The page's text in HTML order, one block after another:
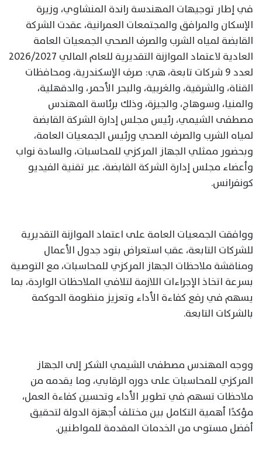
في إطار توجيهات المهندسة راندة المنشاوي، وزيرة
الإسكان والمرافق والمجتمعات العمرانية، عقدت الشركة
القابضة لمياه الشرب والصرف الصحي الجمعيات العامة
العادية لاعتماد الموازنة التقديرية للعام المالي 2026/2027
لعدد 9 شركات تابعة، هي: صرف الإسكندرية، ومحافظات
القناة، والشرقية، والغربية، والبحر الأحمر، والدقهلية،
والمنيا، وسوهاج، والجيزة، وذلك برئاسة المهندس
مصطفى الشيمي، رئيس مجلس إدارة الشركة القابضة
لمياه الشرب والصرف الصحي ورئيس الجمعيات العامة،
وبحضور ممثلي الجهاز المركزي للمحاسبات، والسادة نواب
وأعضاء مجلس إدارة الشركة القابضة، عبر تقنية الفيديو
كونفرانس.
ووافقت الجمعيات العامة على اعتماد الموازنة التقديرية
للشركات التابعة، عقب استعراض بنود جدول الأعمال
ومناقشة ملاحظات الجهاز المركزي للمحاسبات، مع التوصية
بسرعة اتخاذ الإجراءات اللازمة لتلافي الملاحظات الواردة، بما
يسهم في رفع كفاءة الأداء وتعزيز منظومة الحوكمة
بالشركات التابعة.
ووجه المهندس مصطفى الشيمي الشكر إلى الجهاز
المركزي للمحاسبات على دوره الرقابي، وما يقدمه من
ملاحظات تسهم في تطوير الأداء وتحسين كفاءة العمل،
مؤكدًا أهمية التكامل بين مختلف أجهزة الدولة لتحقيق
أفضل مستوى من الخدمات المقدمة للمواطنين.